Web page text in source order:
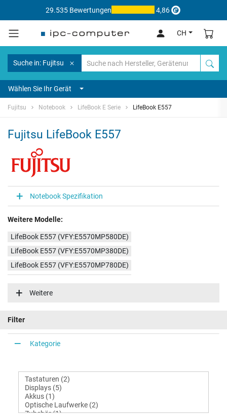
29.535 Bewertungen 4,86
CH
Suche in: Fujitsu
Wählen Sie Ihr Gerät
Fujitsu Notebook LifeBook E Serie LifeBook E557
Fujitsu LifeBook E557
Notebook Spezifikation
Weitere Modelle:
LifeBook E557 (VFY:E5570MP580DE)
LifeBook E557 (VFY:E5570MP380DE)
LifeBook E557 (VFY:E5570MP780DE)
LifeBook E557 (VFY:E5570MP500DE)
LifeBook E557 (VFY:E5570MP781DE)
LifeBook E557 (VFY:E5570MPH00DE)
LifeBook E557 (VFY:E5570MPH02DE)
LifeBook E557 (VFY:E5570MPH05DE)
Weitere
Filter
Kategorie